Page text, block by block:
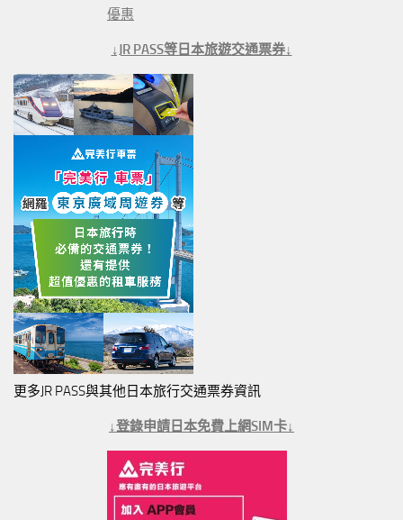
優惠
↓JR PASS等日本旅遊交通票券↓
更多JR PASS與其他日本旅行交通票券資訊
↓登錄申請日本免費上網SIM卡↓